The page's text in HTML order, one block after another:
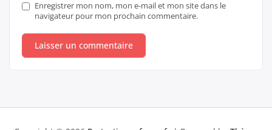
Enregistrer mon nom, mon e-mail et mon site dans le
navigateur pour mon prochain commentaire.